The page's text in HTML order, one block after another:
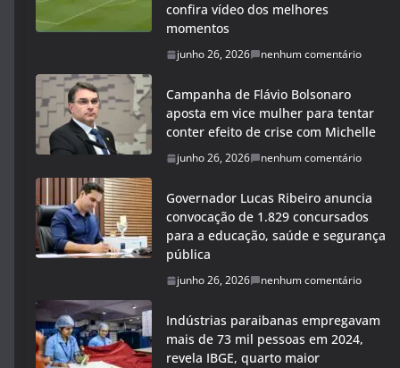
confira vídeo dos melhores
momentos
junho 26, 2026 nenhum comentário
Campanha de Flávio Bolsonaro
aposta em vice mulher para tentar
conter efeito de crise com Michelle
junho 26, 2026 nenhum comentário
Governador Lucas Ribeiro anuncia
convocação de 1.829 concursados
para a educação, saúde e segurança
pública
junho 26, 2026 nenhum comentário
Indústrias paraibanas empregavam
mais de 73 mil pessoas em 2024,
revela IBGE, quarto maior